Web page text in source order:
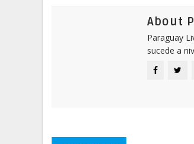
About
Paraguay
sucede a